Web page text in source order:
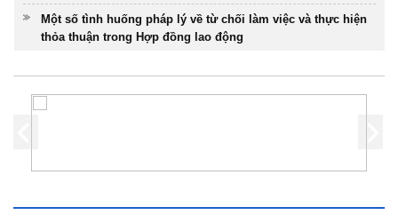
Một số tình huống pháp lý về từ chối làm việc và thực hiện
thỏa thuận trong Hợp đồng lao động